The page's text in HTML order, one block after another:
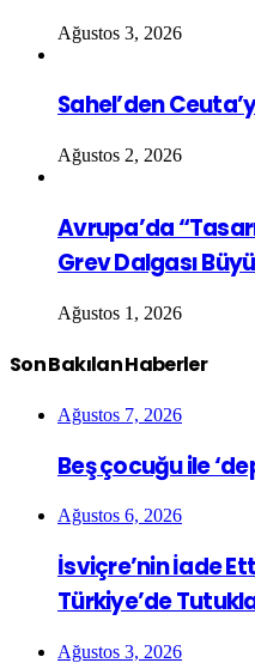
Ağustos 3, 2026
Sahel’den
Ağustos 2, 2026
Avrupa’da
Grev Dalgası
Ağustos 1, 2026
Son Bakılan Haberler
Ağustos 7, 2026
Beş çocuğu ile
Ağustos 6, 2026
İsviçre’nin İade
Türkiye’de
Ağustos 3, 2026